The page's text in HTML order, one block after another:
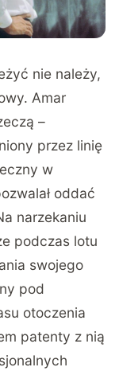
nie należy,
Amar
–
przez linię
w
oddać
narzekaniu
podczas lotu
swojego
pod
otoczenia
patenty z nią